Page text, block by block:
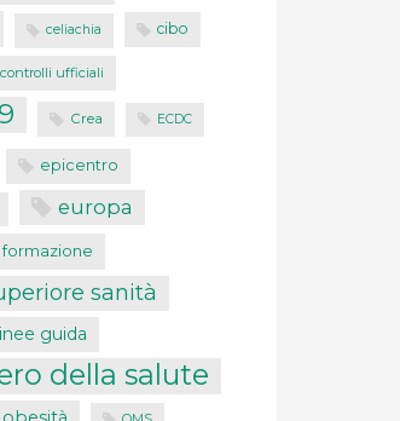
celiachia cibo
controlli ufficiali
Crea ECDC
epicentro
europa
formazione
sanità
guida
della salute